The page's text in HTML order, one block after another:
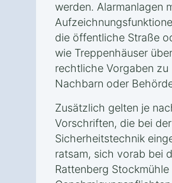
werden. Alarmanlagen
die öffentliche Straße
wie Treppenhäuser
rechtliche Vorgaben
Nachbarn oder
Zusätzlich gelten je
Vorschriften, die bei
Sicherheitstechnik
ratsam, sich vorab bei
Rattenberg